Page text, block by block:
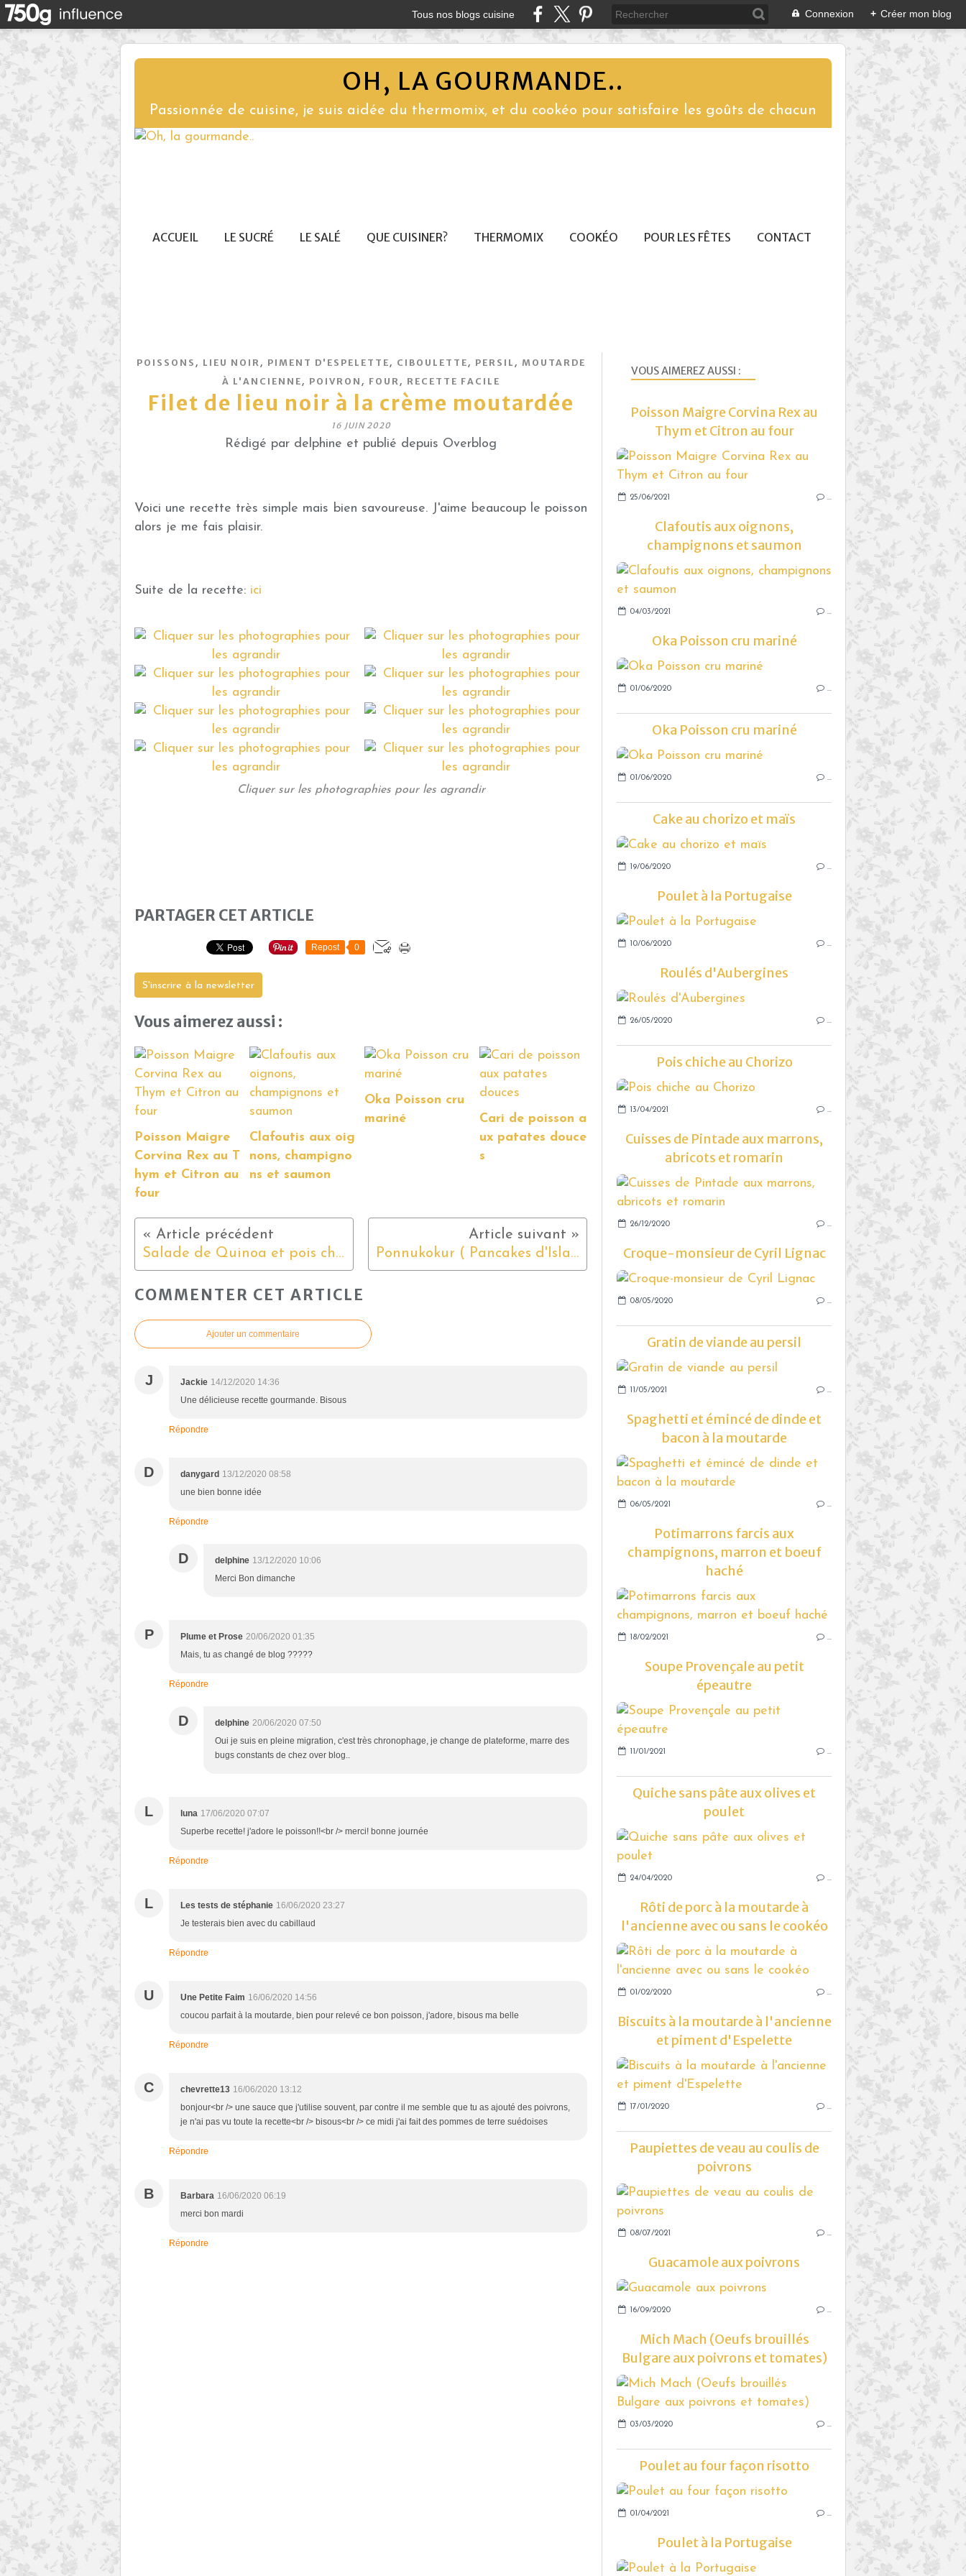
Tous nos blogs cuisine Connexion + Créer mon blog
OH, LA GOURMANDE..
Passionnée de cuisine, je suis aidée du thermomix, et du cookéo pour satisfaire les goûts de chacun
ACCUEIL LE SUCRÉ LE SALÉ QUE CUISINER? THERMOMIX COOKÉO POUR LES FÊTES CONTACT
POISSONS , LIEU NOIR, PIMENT D'ESPELETTE, CIBOULETTE, PERSIL , MOUTARDE
À L'ANCIENNE, POIVRON , FOUR, RECETTE FACILE
Filet de lieu noir à la crème moutardée
16 JUIN 2020
Rédigé par delphine et publié depuis Overblog
Voici une recette très simple mais bien savoureuse. J'aime beaucoup le poisson
alors je me fais plaisir.
Suite de la recette: ici
Cliquer sur les photographies pour les agrandir
PARTAGER CET ARTICLE
Repost 0
S'inscrire à la newsletter
Vous aimerez aussi :
Poisson Maigre
Corvina Rex au T
hym et Citron au
four
Clafoutis aux oig
nons, champigno
ns et saumon
Oka Poisson cru
mariné
Cari de poisson a
ux patates douce
s
Salade de Quinoa et pois chiches rôtis Ponnukokur ( Pancakes d'Islande)
COMMENTER CET ARTICLE
Ajouter un commentaire
J Jackie 14/12/2020 14:36
Une délicieuse recette gourmande. Bisous
Répondre
D danygard 13/12/2020 08:58
une bien bonne idée
Répondre
D delphine 13/12/2020 10:06
Merci Bon dimanche
P Plume et Prose 20/06/2020 01:35
Mais, tu as changé de blog ?????
Répondre
D delphine 20/06/2020 07:50
Oui je suis en pleine migration, c'est très chronophage, je change de plateforme, marre des
bugs constants de chez over blog..
L luna 17/06/2020 07:07
Superbe recette! j'adore le poisson!!<br /> merci! bonne journée
Répondre
L Les tests de stéphanie 16/06/2020 23:27
Je testerais bien avec du cabillaud
Répondre
U Une Petite Faim 16/06/2020 14:56
coucou parfait à la moutarde, bien pour relevé ce bon poisson, j'adore, bisous ma belle
Répondre
C chevrette13 16/06/2020 13:12
bonjour<br /> une sauce que j'utilise souvent, par contre il me semble que tu as ajouté des poivrons,
je n'ai pas vu toute la recette<br /> bisous<br /> ce midi j'ai fait des pommes de terre suédoises
Répondre
B Barbara 16/06/2020 06:19
merci bon mardi
Répondre
VOUS AIMEREZ AUSSI :
Poisson Maigre Corvina Rex au
Thym et Citron au four
25/06/2021 …
Clafoutis aux oignons,
champignons et saumon
04/03/2021 …
Oka Poisson cru mariné
01/06/2020 …
Oka Poisson cru mariné
01/06/2020 …
Cake au chorizo et maïs
19/06/2020 …
Poulet à la Portugaise
10/06/2020 …
Roulés d'Aubergines
26/05/2020 …
Pois chiche au Chorizo
13/04/2021 …
Cuisses de Pintade aux marrons,
abricots et romarin
26/12/2020 …
Croque-monsieur de Cyril Lignac
08/05/2020 …
Gratin de viande au persil
11/05/2021 …
Spaghetti et émincé de dinde et
bacon à la moutarde
06/05/2021 …
Potimarrons farcis aux
champignons, marron et boeuf
haché
18/02/2021 …
Soupe Provençale au petit
épeautre
11/01/2021 …
Quiche sans pâte aux olives et
poulet
24/04/2020 …
Rôti de porc à la moutarde à
l'ancienne avec ou sans le cookéo
01/02/2020 …
Biscuits à la moutarde à l'ancienne
et piment d'Espelette
17/01/2020 …
Paupiettes de veau au coulis de
poivrons
08/07/2021 …
Guacamole aux poivrons
16/09/2020 …
Mich Mach (Oeufs brouillés
Bulgare aux poivrons et tomates)
03/03/2020 …
Poulet au four façon risotto
01/04/2021 …
Poulet à la Portugaise